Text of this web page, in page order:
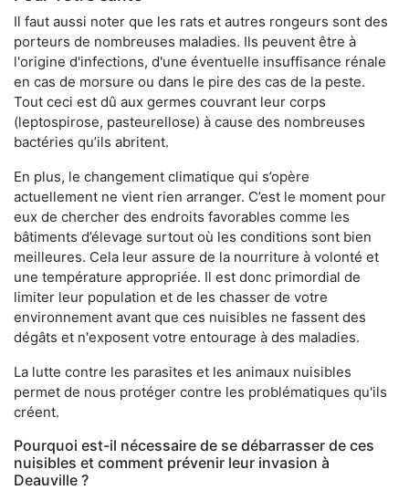
Il faut aussi noter que les rats et autres rongeurs sont des
porteurs de nombreuses maladies. Ils peuvent être à
l'origine d'infections, d'une éventuelle insuffisance rénale
en cas de morsure ou dans le pire des cas de la peste.
Tout ceci est dû aux germes couvrant leur corps
(leptospirose, pasteurellose) à cause des nombreuses
bactéries qu’ils abritent.
En plus, le changement climatique qui s’opère
actuellement ne vient rien arranger. C’est le moment pour
eux de chercher des endroits favorables comme les
bâtiments d’élevage surtout où les conditions sont bien
meilleures. Cela leur assure de la nourriture à volonté et
une température appropriée. Il est donc primordial de
limiter leur population et de les chasser de votre
environnement avant que ces nuisibles ne fassent des
dégâts et n'exposent votre entourage à des maladies.
La lutte contre les parasites et les animaux nuisibles
permet de nous protéger contre les problématiques qu'ils
créent.
Pourquoi est-il nécessaire de se débarrasser de ces
nuisibles et comment prévenir leur invasion à
Deauville ?